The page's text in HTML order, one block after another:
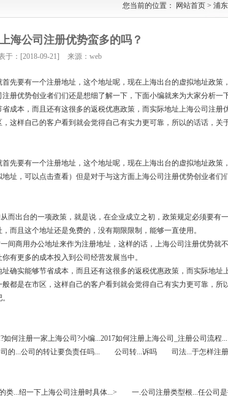
您当前的位置： 网站首页 > 浦
海公司注册优势蛮多的吗？
于：[2018-09-21] 来源：web
先要有一个注册地址，这个地址呢，现在上海出台的虚拟地址政策
册优势创业者们们还是想细了解一下，下面小编就来为大家分析一
成本，而且还有这很多的返税优惠政策，而实际地址上海公司注册
这样自己的客户看到就会觉得自己有实力更可靠，所以的话话，关
要有一个注册地址，这个地址呢，现在上海出台的虚拟地址政策
址，可以点击查看）但是对于与这方面上海公司注册优势创业者们
出台的一项政策，就是说，在企业成立之初，政策规定必须要有
而且这个地址还是免费的，没有期限限制，能够一直使用。
商用办公地址来作为注册地址，这样的话，上海公司注册优势就不
有更多的成本投入到公司经营发展当中。
实能够节省成本，而且还有这很多的返税优惠政策，而实际地址
都是在市区，这样自己的客户看到就会觉得自己有实力更可靠，所
注册一家上海公司?小编...2017如何注册上海公司_注册公司流程
的...公司的转让要负责任吗... 公司转...诉吗 司法...于怎样注
类...绍一下上海公司注册时具体...> 一.公司注册类型根...任公司